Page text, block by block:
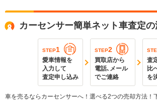
カーセンサー簡単ネット車査定
STEP1
愛車情報を
入力して
査定申し込み
STEP2
買取店から
電話､メール
でご連絡
査
比
を
車を売るならカーセンサーへ！選べる2つの売却方法！